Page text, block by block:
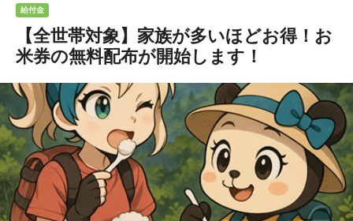
給付金
【全世帯対象】家族が多いほどお得！お
米券の無料配布が開始します！